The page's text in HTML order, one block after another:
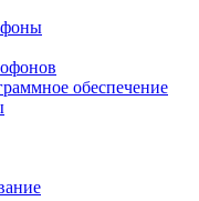
обеспечение